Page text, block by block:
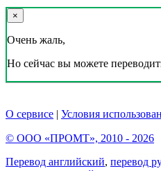
×
Очень жаль,
Но сейчас вы можете
О сервисе | Условия
© ООО «ПРОМТ», 2010 - 2026
Перевод английский, перевод